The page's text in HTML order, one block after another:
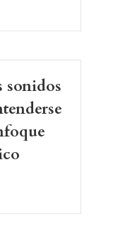
sonidos